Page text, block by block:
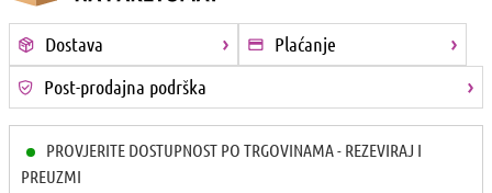
Dostava
Plaćanje
Post-prodajna podrška
PROVJERITE DOSTUPNOST PO TRGOVINAMA - REZEVIRAJ I
PREUZMI